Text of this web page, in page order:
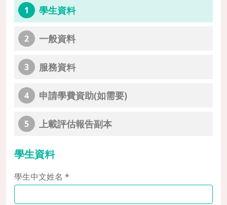
1 學生資料
2 一般資料
3 服務資料
4 申請學費資助(如需要)
5 上載評估報告副本
學生資料
學生中文姓名 *